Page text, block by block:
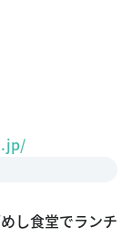
し食堂でランチ